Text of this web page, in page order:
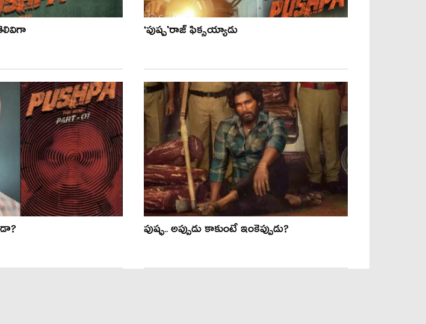
‘పుష్ప’రాజ్ ఫిక్సయ్యాడు
పుష్ఫ.. అప్పుడు కాకుంటే ఇంకెప్పుడు?